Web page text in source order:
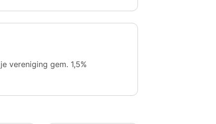
vereniging gem. 1,5%